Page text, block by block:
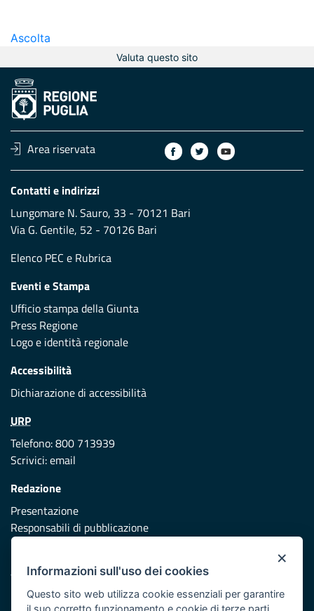
Ascolta
Valuta questo sito
Area riservata
Contatti e indirizzi
Lungomare N. Sauro, 33 - 70121 Bari
Via G. Gentile, 52 - 70126 Bari
Elenco PEC e Rubrica
Eventi e Stampa
Ufficio stampa della Giunta
Press Regione
Logo e identità regionale
Accessibilità
Dichiarazione di accessibilità
URP
Telefono: 800 713939
Scrivici:email
Redazione
Presentazione
Responsabili di pubblicazione
Vai al sito di Protezione Civile Puglia
Iniziativa finanziata con risorse del POR Puglia 2014/2020 -
×
Informazioni sull'uso dei cookies
Questo sito web utilizza cookie essenziali per garantire
il suo corretto funzionamento e cookie di terze parti